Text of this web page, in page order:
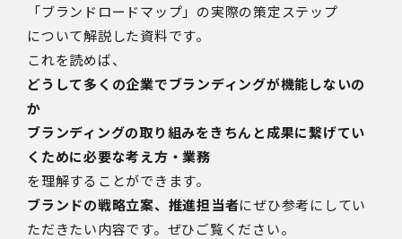
「ブランドロードマップ」の実際の策定ステップ
について解説した資料です。
これを読めば、
どうして多くの企業でブランディングが機能しないの
か
ブランディングの取り組みをきちんと成果に繋げてい
くために必要な考え方・業務
を理解することができます。
ブランドの戦略立案、推進担当者にぜひ参考にしてい
ただきたい内容です。ぜひご覧ください。